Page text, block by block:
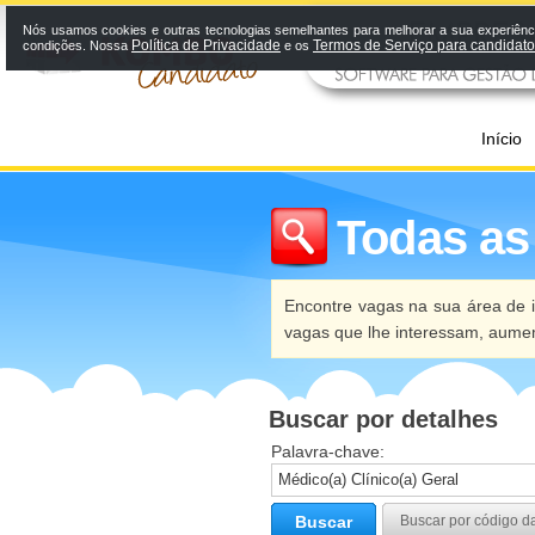
Início
Todas
Encontre vagas na sua área
vagas que lhe interessam,
Buscar por detalhes
Palavra-chave:
Buscar Buscar por código
Nós usamos cookies e outras tecnologias semelhantes para melhorar a sua
condições. Nossa Política de Privacidade e os Termos de Serviço para